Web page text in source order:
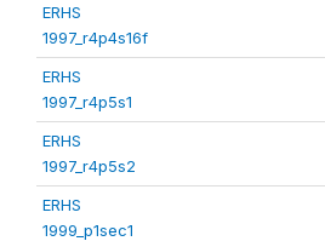
ERHS
1997_r4p4s16f
ERHS
1997_r4p5s1
ERHS
1997_r4p5s2
ERHS
1999_p1sec1